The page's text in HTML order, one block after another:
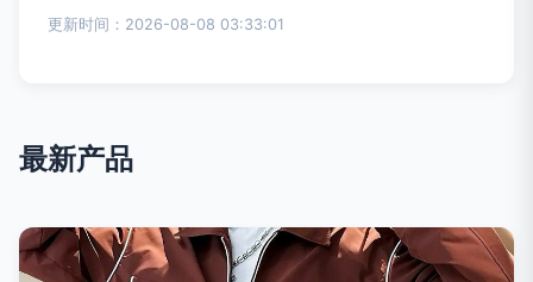
更新时间：2026-08-08 03:33:01
最新产品